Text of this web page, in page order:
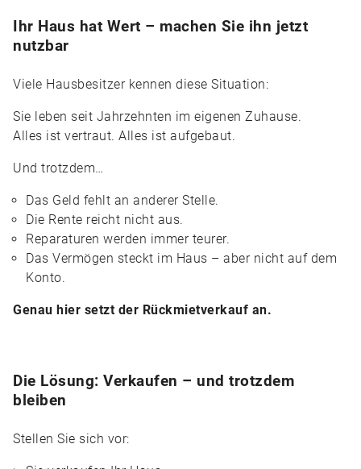
Ihr Haus hat Wert – machen Sie ihn jetzt
nutzbar
Viele Hausbesitzer kennen diese Situation:
Sie leben seit Jahrzehnten im eigenen Zuhause.
Alles ist vertraut. Alles ist aufgebaut.
Und trotzdem…
Das Geld fehlt an anderer Stelle.
Die Rente reicht nicht aus.
Reparaturen werden immer teurer.
Das Vermögen steckt im Haus – aber nicht auf dem
Konto.
Genau hier setzt der Rückmietverkauf an.
Die Lösung: Verkaufen – und trotzdem
bleiben
Stellen Sie sich vor: